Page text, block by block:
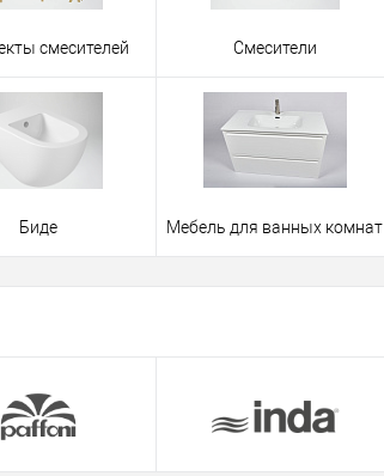
смесителей Смесители
Биде Мебель для ванных комнат